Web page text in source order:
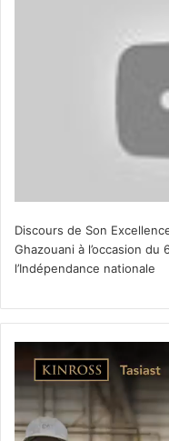
Discours de Son
Ghazouani à l’occasion du
l’Indépendance nationale